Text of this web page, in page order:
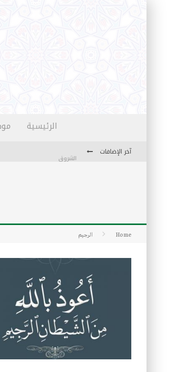
الرئيسية
آخر الإضافات
Home الرجيم